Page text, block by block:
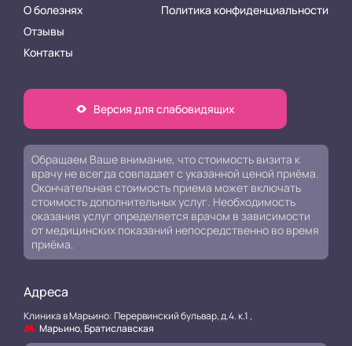
О болезнях
Отзывы
Контакты
Политика конфиденциальности
Версия для слабовидящих
Обращаем Ваше внимание, что стоимость визита к
врачу не всегда совпадает с указанной ценой приёма.
Окончательная стоимость приема может включать
стоимость дополнительных услуг. Необходимость
оказания услуг определяется врачом в зависимости
от медицинских показаний непосредственно во время
приёма.
Адреса
Клиника в Марьино: Перервинский бульвар, д.4. к.1 ,
Марьино, Братиславская